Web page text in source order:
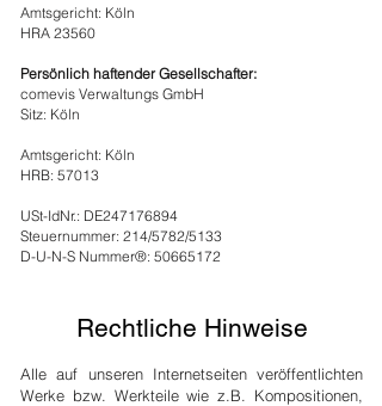
Amtsgericht: Köln
HRA 23560
Persönlich haftender Gesellschafter:
comevis Verwaltungs GmbH
Sitz: Köln
Amtsgericht: Köln
HRB: 57013
USt-IdNr.: DE247176894
Steuernummer: 214/5782/5133
D-U-N-S Nummer®: 50665172
Rechtliche Hinweise
Alle auf unseren Internetseiten veröffentlichten
Werke bzw. Werkteile wie z.B. Kompositionen,